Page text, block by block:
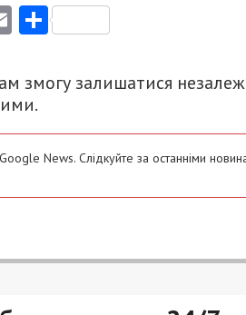
EmailПоділитися
змогу залишатися
News. Слідкуйте за останніми